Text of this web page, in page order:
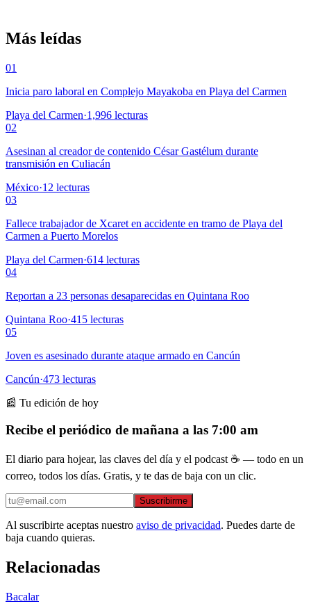
Más leídas
01
Inicia paro laboral en Complejo Mayakoba en Playa del Carmen
Playa del Carmen·1,996 lecturas
02
Asesinan al creador de contenido César Gastélum durante
transmisión en Culiacán
México·12 lecturas
03
Fallece trabajador de Xcaret en accidente en tramo de Playa del
Carmen a Puerto Morelos
Playa del Carmen·614 lecturas
04
Reportan a 23 personas desaparecidas en Quintana Roo
Quintana Roo·415 lecturas
05
Joven es asesinado durante ataque armado en Cancún
Cancún·473 lecturas
📰 Tu edición de hoy
Recibe el periódico de mañana a las 7:00 am
El diario para hojear, las claves del día y el podcast ☕ — todo en un
correo, todos los días. Gratis, y te das de baja con un clic.
Suscribirme
Al suscribirte aceptas nuestro aviso de privacidad. Puedes darte de
baja cuando quieras.
Relacionadas
Bacalar